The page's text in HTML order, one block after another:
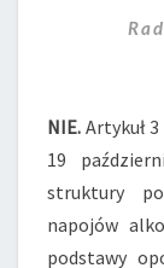
NIE. Artykuł
19
struktury
napojów
podstawy